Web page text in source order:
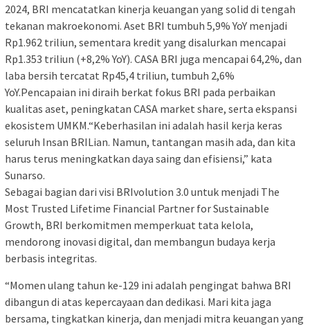
2024, BRI mencatatkan kinerja keuangan yang solid di tengah
tekanan makroekonomi. Aset BRI tumbuh 5,9% YoY menjadi
Rp1.962 triliun, sementara kredit yang disalurkan mencapai
Rp1.353 triliun (+8,2% YoY). CASA BRI juga mencapai 64,2%, dan
laba bersih tercatat Rp45,4 triliun, tumbuh 2,6%
YoY.Pencapaian ini diraih berkat fokus BRI pada perbaikan
kualitas aset, peningkatan CASA market share, serta ekspansi
ekosistem UMKM.“Keberhasilan ini adalah hasil kerja keras
seluruh Insan BRILian. Namun, tantangan masih ada, dan kita
harus terus meningkatkan daya saing dan efisiensi,” kata
Sunarso.
Sebagai bagian dari visi BRIvolution 3.0 untuk menjadi The
Most Trusted Lifetime Financial Partner for Sustainable
Growth, BRI berkomitmen memperkuat tata kelola,
mendorong inovasi digital, dan membangun budaya kerja
berbasis integritas.
“Momen ulang tahun ke-129 ini adalah pengingat bahwa BRI
dibangun di atas kepercayaan dan dedikasi. Mari kita jaga
bersama, tingkatkan kinerja, dan menjadi mitra keuangan yang